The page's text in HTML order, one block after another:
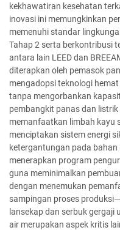
kekhawatiran kesehatan
inovasi ini memungkinkan
memenuhi standar
Tahap 2 serta berkontribusi
antara lain LEED dan
diterapkan oleh pemasok
mengadopsi teknologi
tanpa mengorbankan
pembangkit panas dan
memanfaatkan limbah kayu
menciptakan sistem energi
ketergantungan pada
menerapkan program
guna meminimalkan
dengan menemukan
sampingan proses
lansekap dan serbuk
air merupakan aspek kritis